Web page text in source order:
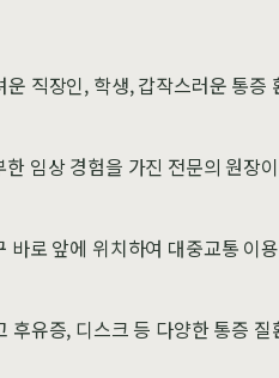
직장인, 학생, 갑작스러운 통증
임상 경험을 가진 전문의 원장
로 앞에 위치하여 대중교통 이
후유증, 디스크 등 다양한 통증 질